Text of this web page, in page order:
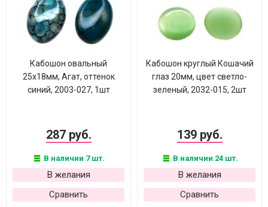
Кабошон овальный
25х18мм, Агат, оттенок
синий, 2003-027, 1шт
287 руб.
В наличии 7 шт.
В желания
Сравнить
Кабошон круглый Кошачий
глаз 20мм, цвет светло-
зеленый, 2032-015, 2шт
139 руб.
В наличии 24 шт.
В желания
Сравнить